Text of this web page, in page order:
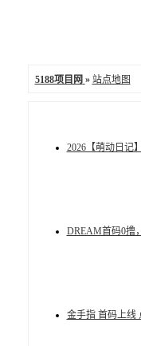
5188项目网 » 站点地图
2026【萌动日记
DREAM首码0撸
金手指 首码上线